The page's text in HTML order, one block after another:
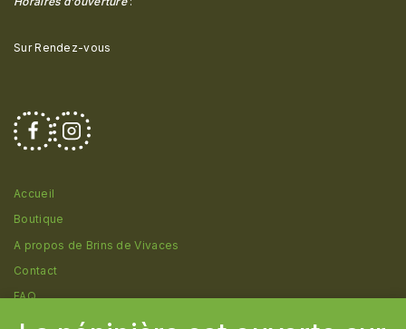
Sur Rendez-vous
Accueil
Boutique
A propos de Brins de Vivaces
Contact
FAQ